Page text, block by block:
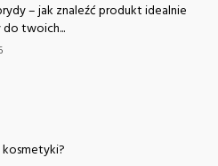
– jak znaleźć produkt idealnie
twoich...